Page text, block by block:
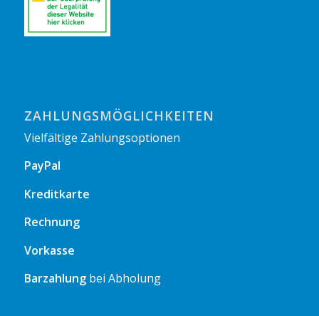
ZAHLUNGSMÖGLICHKEITEN
Vielfältige Zahlungsoptionen
PayPal
Kreditkarte
Rechnung
Vorkasse
Barzahlungbei Abholung